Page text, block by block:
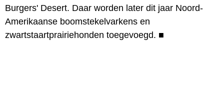
Burgers' Desert. Daar worden later dit jaar Noord-
Amerikaanse boomstekelvarkens en
zwartstaartprairiehonden toegevoegd. ■